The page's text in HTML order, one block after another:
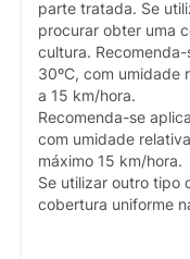
parte tratada. Se
procurar obter uma
cultura.
30ºC, com umidade
a 15 km/hora.
Recomenda-se
com umidade
máximo 15 km/hora.
Se utilizar outro tipo
cobertura uniforme